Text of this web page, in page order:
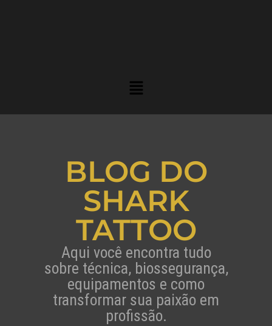
BLOG DO
SHARK
TATTOO
Aqui você encontra tudo
sobre técnica, biossegurança,
equipamentos e como
transformar sua paixão em
profissão.